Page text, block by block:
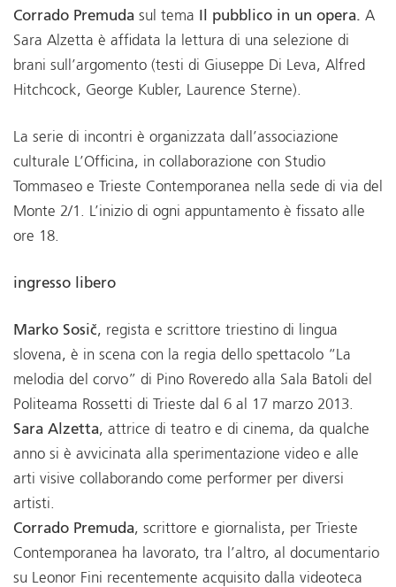
Corrado Premuda sul tema Il pubblico in un opera. A
Sara Alzetta è affidata la lettura di una selezione di
brani sull’argomento (testi di Giuseppe Di Leva, Alfred
Hitchcock, George Kubler, Laurence Sterne).
La serie di incontri è organizzata dall’associazione
culturale L’Officina, in collaborazione con Studio
Tommaseo e Trieste Contemporanea nella sede di via del
Monte 2/1. L’inizio di ogni appuntamento è fissato alle
ore 18.
ingresso libero
Marko Sosič, regista e scrittore triestino di lingua
slovena, è in scena con la regia dello spettacolo “La
melodia del corvo” di Pino Roveredo alla Sala Batoli del
Politeama Rossetti di Trieste dal 6 al 17 marzo 2013.
Sara Alzetta, attrice di teatro e di cinema, da qualche
anno si è avvicinata alla sperimentazione video e alle
arti visive collaborando come performer per diversi
artisti.
Corrado Premuda, scrittore e giornalista, per Trieste
Contemporanea ha lavorato, tra l’altro, al documentario
su Leonor Fini recentemente acquisito dalla videoteca